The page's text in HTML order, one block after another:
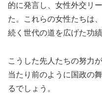
的に発言し、女性外交リ
た。これらの女性たちは
続く世代の道を広げた功
こうした先人たちの努力
当たり前のように国政の
るでしょう。